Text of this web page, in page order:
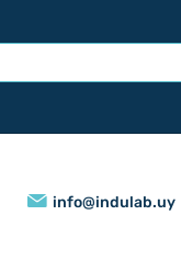
info@indulab.uy